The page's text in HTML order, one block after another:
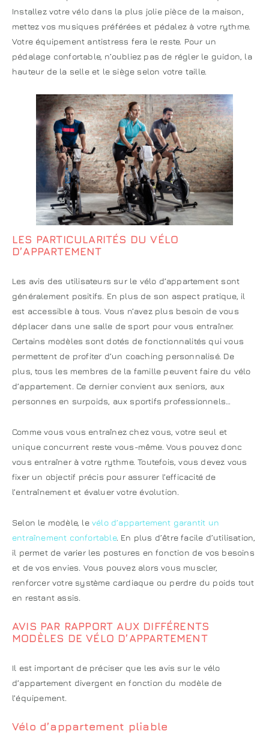
Installez votre vélo dans la plus jolie pièce de la maison,
mettez vos musiques préférées et pédalez à votre rythme.
Votre équipement antistress fera le reste. Pour un
pédalage confortable, n’oubliez pas de régler le guidon, la
hauteur de la selle et le siège selon votre taille.
LES PARTICULARITÉS DU VÉLO
D’APPARTEMENT
Les avis des utilisateurs sur le vélo d’appartement sont
généralement positifs. En plus de son aspect pratique, il
est accessible à tous. Vous n’avez plus besoin de vous
déplacer dans une salle de sport pour vous entraîner.
Certains modèles sont dotés de fonctionnalités qui vous
permettent de profiter d’un coaching personnalisé. De
plus, tous les membres de la famille peuvent faire du vélo
d’appartement. Ce dernier convient aux seniors, aux
personnes en surpoids, aux sportifs professionnels…
Comme vous vous entraînez chez vous, votre seul et
unique concurrent reste vous-même. Vous pouvez donc
vous entraîner à votre rythme. Toutefois, vous devez vous
fixer un objectif précis pour assurer l’efficacité de
l’entraînement et évaluer votre évolution.
Selon le modèle, le vélo d’appartement garantit un
entraînement confortable. En plus d’être facile d’utilisation,
il permet de varier les postures en fonction de vos besoins
et de vos envies. Vous pouvez alors vous muscler,
renforcer votre système cardiaque ou perdre du poids tout
en restant assis.
AVIS PAR RAPPORT AUX DIFFÉRENTS
MODÈLES DE VÉLO D’APPARTEMENT
Il est important de préciser que les avis sur le vélo
d’appartement divergent en fonction du modèle de
l’équipement.
Vélo d’appartement pliable